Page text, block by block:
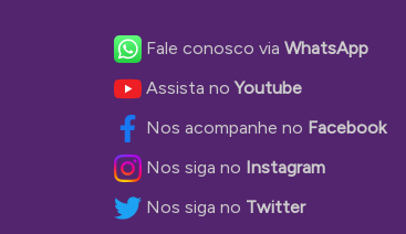
Fale conosco via WhatsApp
Assista noYoutube
Nos acompanhe no Facebook
Nos siga no Instagram
Nos siga no Twitter